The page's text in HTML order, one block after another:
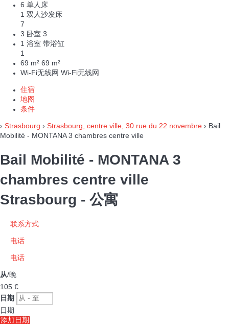
6 单人床
1 双人沙发床
7
3 卧室 3
1 浴室 带浴缸
1
69 m² 69 m²
Wi-Fi无线网 Wi-Fi无线网
住宿
地图
条件
› Strasbourg › Strasbourg, centre ville, 30 rue du 22 novembre › Bail
Mobilité - MONTANA 3 chambres centre ville
Bail Mobilité - MONTANA 3
chambres centre ville
Strasbourg - 公寓
联系方式
电话
电话
从/晚
105 €
日期
日期
添加日期